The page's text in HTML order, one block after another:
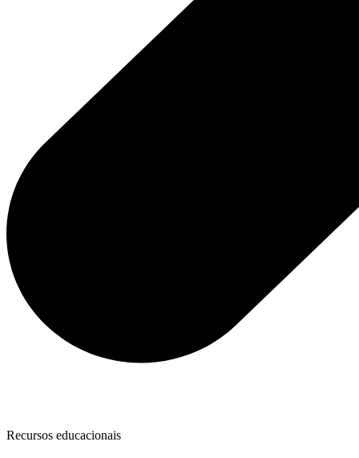
Recursos educacionais